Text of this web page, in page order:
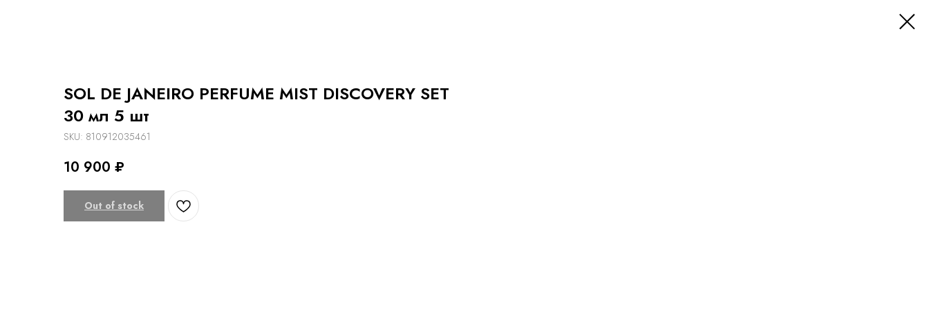
SOL DE JANEIRO PERFUME MIST DISCOVERY SET
30 мл 5 шт
SKU: 810912035461
10 900 ₽
Out of stock